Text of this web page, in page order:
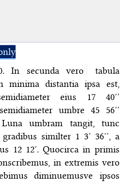
In secunda vero
tabula
minima distantia ipsa est,
eius 17 40′′
umbre 45 56′′
umbram tangit, tunc
similter 1 3′ 36′′, a
12 12′. Quocirca in primis
in extremis vero
diminuemusve ipsos